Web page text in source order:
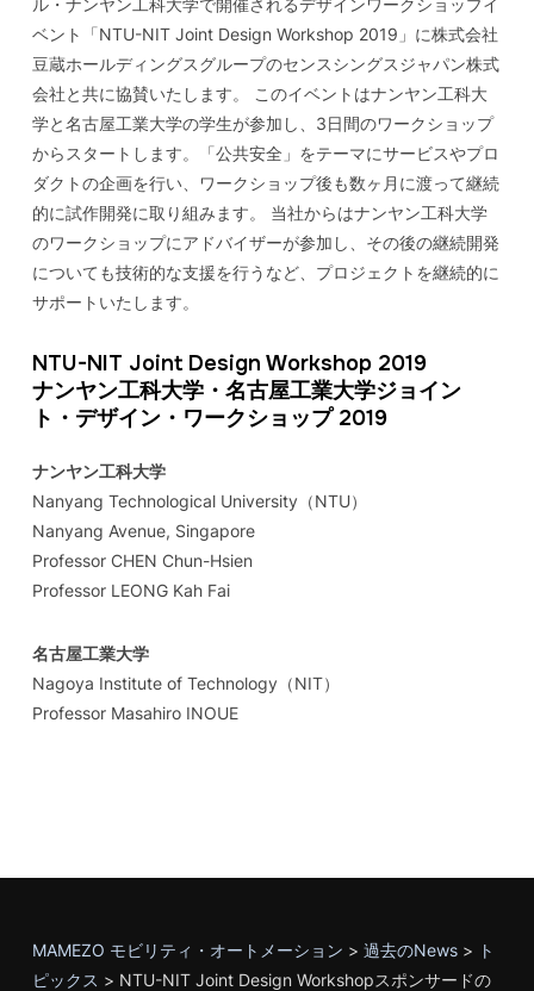
ル・ナンヤン工科大学で開催されるデザインワークショップイ
ベント「NTU-NIT Joint Design Workshop 2019」に株式会社
豆蔵ホールディングスグループのセンスシングスジャパン株式
会社と共に協賛いたします。 このイベントはナンヤン工科大
学と名古屋工業大学の学生が参加し、3日間のワークショップ
からスタートします。「公共安全」をテーマにサービスやプロ
ダクトの企画を行い、ワークショップ後も数ヶ月に渡って継続
的に試作開発に取り組みます。 当社からはナンヤン工科大学
のワークショップにアドバイザーが参加し、その後の継続開発
についても技術的な支援を行うなど、プロジェクトを継続的に
サポートいたします。
NTU-NIT Joint Design Workshop 2019
ナンヤン工科大学・名古屋工業大学ジョイン
ト・デザイン・ワークショップ 2019
ナンヤン工科大学
Nanyang Technological University（NTU）
Nanyang Avenue, Singapore
Professor CHEN Chun-Hsien
Professor LEONG Kah Fai
名古屋工業大学
Nagoya Institute of Technology（NIT）
Professor Masahiro INOUE
MAMEZO モビリティ・オートメーション > 過去のNews> ト
ピックス > NTU-NIT Joint Design Workshopスポンサードの